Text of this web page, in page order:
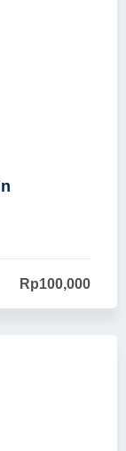
Rp100,000